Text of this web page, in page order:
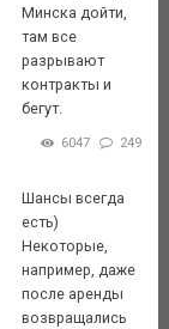
Минска дойти,
там все
разрывают
контракты и
бегут.
6047 249
Шансы всегда
есть)
Некоторые,
например, даже
после аренды
возвращались